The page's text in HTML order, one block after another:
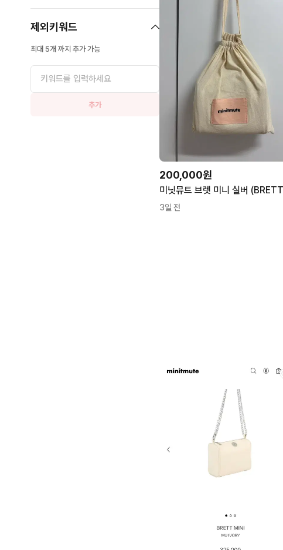
제외키워드
최대 5개 까지 추가 가능
추가
200,000원
3일 전